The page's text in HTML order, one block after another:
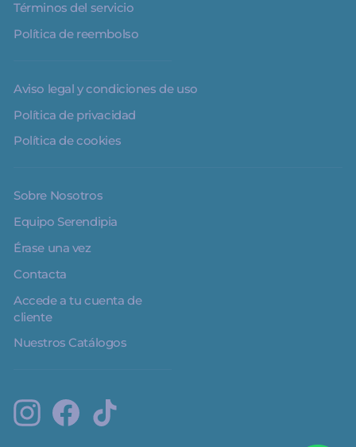
Términos del servicio
Política de reembolso
Aviso legal y condiciones de uso
Política de privacidad
Política de cookies
Sobre Nosotros
Equipo Serendipia
Érase una vez
Contacta
Accede a tu cuenta de
cliente
Nuestros Catálogos
InstagramFacebook